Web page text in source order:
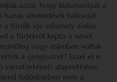
azzal, hogy kidurrantjuk a
vélekedések ballonját.
a fürdik ige valamely alakja
a fürjekről kapta a nevét,
nagy számban voltak
a gyógyvizet? Ezzel el is
alapvetéshez.
fejlődésében nem a